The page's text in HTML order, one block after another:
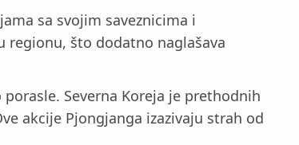
sa svojim saveznicima i
regionu, što dodatno naglašava
Severna Koreja je prethodnih
akcije Pjongjanga izazivaju strah od